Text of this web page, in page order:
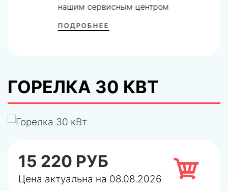
нашим сервисным центром
ПОДРОБНЕЕ
ГОРЕЛКА 30 КВТ
15 220 РУБ
Цена актуальна на 08.08.2026